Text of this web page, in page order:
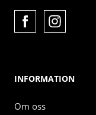
INFORMATION
Om oss